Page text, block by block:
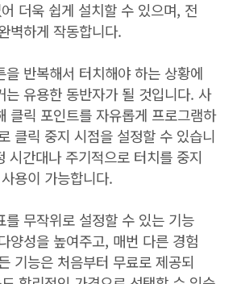
더욱 쉽게 설치할 수 있으며, 전
벽하게 작동합니다.
을 반복해서 터치해야 하는 상황에
는 유용한 동반자가 될 것입니다. 사
클릭 포인트를 자유롭게 프로그램하
클릭 중지 시점을 설정할 수 있습니
시간대나 주기적으로 터치를 중지
용이 가능합니다.
를 무작위로 설정할 수 있는 기능
양성을 높여주고, 매번 다른 경험
기능은 처음부터 무료로 제공되